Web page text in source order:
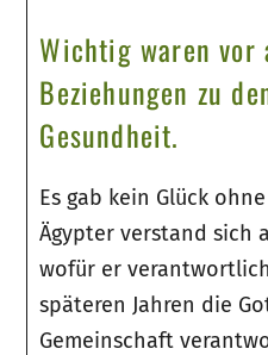
Wichtig waren vor
Beziehungen zu
Gesundheit.
Es gab kein Glück
Ägypter verstand sich
wofür er
späteren Jahren die
Gemeinschaft